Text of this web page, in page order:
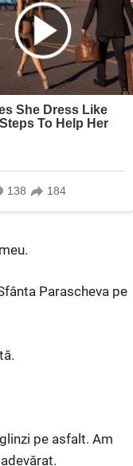
Parascheva pe
pe asfalt. Am